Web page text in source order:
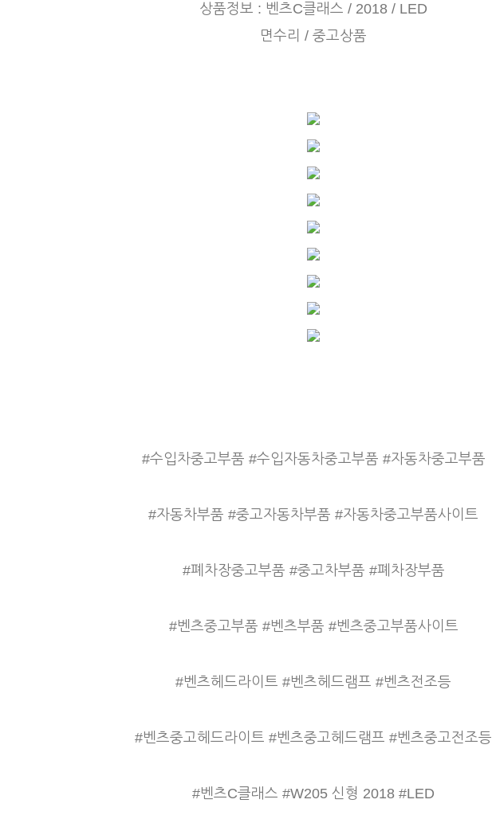
상품정보 : 벤츠C클래스 / 2018 / LED
면수리 / 중고상품
#수입차중고부품 #수입자동차중고부품 #자동차중고부품
#자동차부품 #중고자동차부품 #자동차중고부품사이트
#폐차장중고부품 #중고차부품 #폐차장부품
#벤츠중고부품 #벤츠부품 #벤츠중고부품사이트
#벤츠헤드라이트 #벤츠헤드램프 #벤츠전조등
#벤츠중고헤드라이트 #벤츠중고헤드램프 #벤츠중고전조등
#벤츠C클래스 #W205 신형 2018 #LED